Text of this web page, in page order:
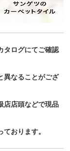
タログにてご確認
異なることがござ
店店頭などで現品
おります。